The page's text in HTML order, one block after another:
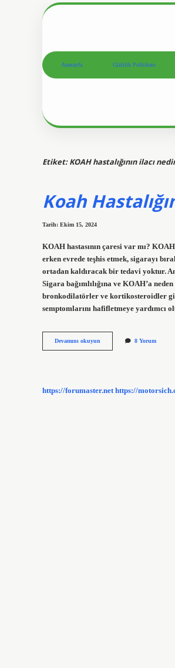
Anasayfa Gizlilik Politikası
Etiket:KOAH hastalığının ilacı
Koah
Tarih: Ekim 15, 2024
KOAH hastasının çaresi var mı?
erken evrede teşhis etmek, sigarayı
ortadan kaldıracak bir tedavi yoktur.
Sigara bağımlılığına ve KOAH’a
bronkodilatörler ve kortikosteroidler
semptomlarını hafifletmeye
Devamını okuyun
Hastalığından
Lazım
8 Yorum
https://forumaster.net https://